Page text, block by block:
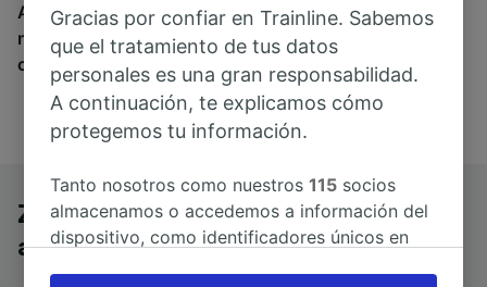
A donde quiera que vayas, tu viaje empieza con
nosotros. Encuentra billetes de más de 170
compañías de tren y autobús.
Zúrich Central a Lyon Perrache en
autobús
Gracias por confiar en Trainline. Sabemos
que el tratamiento de tus datos
personales es una gran responsabilidad.
A continuación, te explicamos cómo
protegemos tu información.
Tanto nosotros como nuestros115 socios
almacenamos o accedemos a información del
dispositivo, como identificadores únicos en